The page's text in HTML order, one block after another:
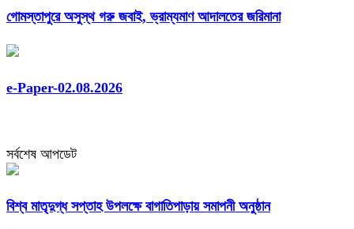
গোমস্তাপুরে অসুস্থ গরু জবাই, ভ্রাম্যমাণ আদালতের জরিমানা
e-Paper-02.08.2026
সর্বশেষ আপডেট
বিশ্ব মাতৃদুগ্ধ সপ্তাহ উপলক্ষে বাগাতিপাড়ায় সমাপনী অনুষ্ঠান